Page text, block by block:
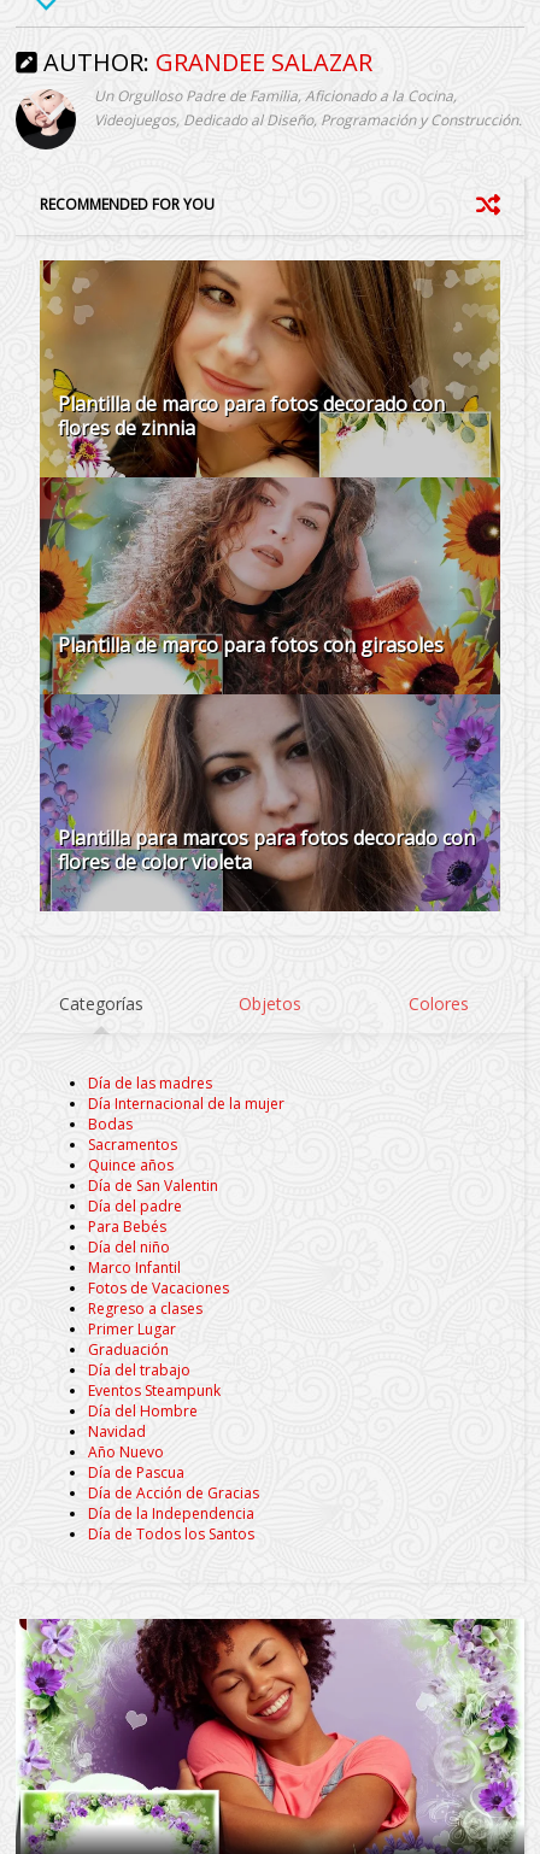
AUTHOR: GRANDEE SALAZAR
Un Orgulloso Padre de Familia, Aficionado a la Cocina,
Videojuegos, Dedicado al Diseño, Programación y Construcción.
RECOMMENDED FOR YOU
Plantilla de marco para fotos decorado con
flores de zinnia
Plantilla de marco para fotos con girasoles
Plantilla para marcos para fotos decorado con
flores de color violeta
Categorías Objetos Colores
Día de las madres
Día Internacional de la mujer
Bodas
Sacramentos
Quince años
Día de San Valentin
Día del padre
Para Bebés
Día del niño
Marco Infantil
Fotos de Vacaciones
Regreso a clases
Primer Lugar
Graduación
Día del trabajo
Eventos Steampunk
Día del Hombre
Navidad
Año Nuevo
Día de Pascua
Día de Acción de Gracias
Día de la Independencia
Día de Todos los Santos